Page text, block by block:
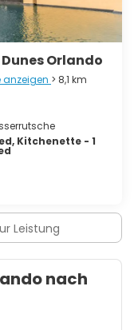
Die Stadt hat
ist ein
Für das Nachtleben
wünscht. Die
für jedes
eine sehr coole
Orlando
anzeigen > 8,1 km
Kitchenette - 1
Leistung
nach